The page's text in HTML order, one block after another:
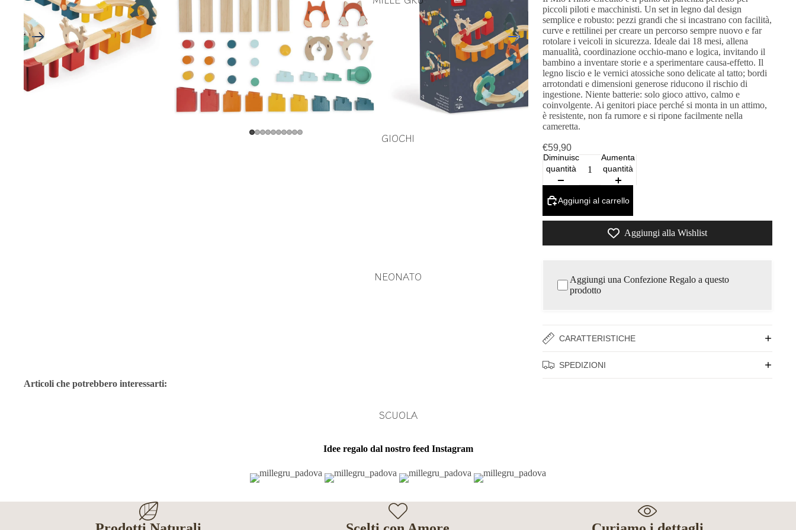
GIOCHI
NEONATO
SCUOLA
piccoli piloti e macchinisti. Un set in legno dal design
semplice e robusto: pezzi grandi che si incastrano con facilità,
curve e rettilinei per creare un percorso sempre nuovo e far
rotolare i veicoli in sicurezza. Ideale dai 18 mesi, allena
manualità, coordinazione occhio‑mano e logica, invitando il
bambino a inventare storie e a sperimentare causa‑effetto. Il
legno liscio e le vernici atossiche sono delicate al tatto; bordi
arrotondati e dimensioni generose riducono il rischio di
ingestione. Niente batterie: solo gioco attivo, calmo e
coinvolgente. Ai genitori piace perché si monta in un attimo,
è resistente, non fa rumore e si ripone facilmente nella
cameretta.
€59,90
Diminuisci
quantità
Aumenta
quantità
Aggiungi al carrello
Aggiungi alla Wishlist
Aggiungi una Confezione Regalo a questo
prodotto
CARATTERISTICHE
SPEDIZIONI
Articoli che potrebbero interessarti:
Idee regalo dal nostro feed Instagram